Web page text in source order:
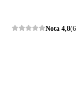
Nota 4,8